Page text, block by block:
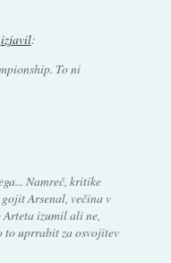
izjavil:
To ni
Namreč, kritike
Arsenal, večina v
Arteta izumil ali ne,
to uprrabit za osvojitev